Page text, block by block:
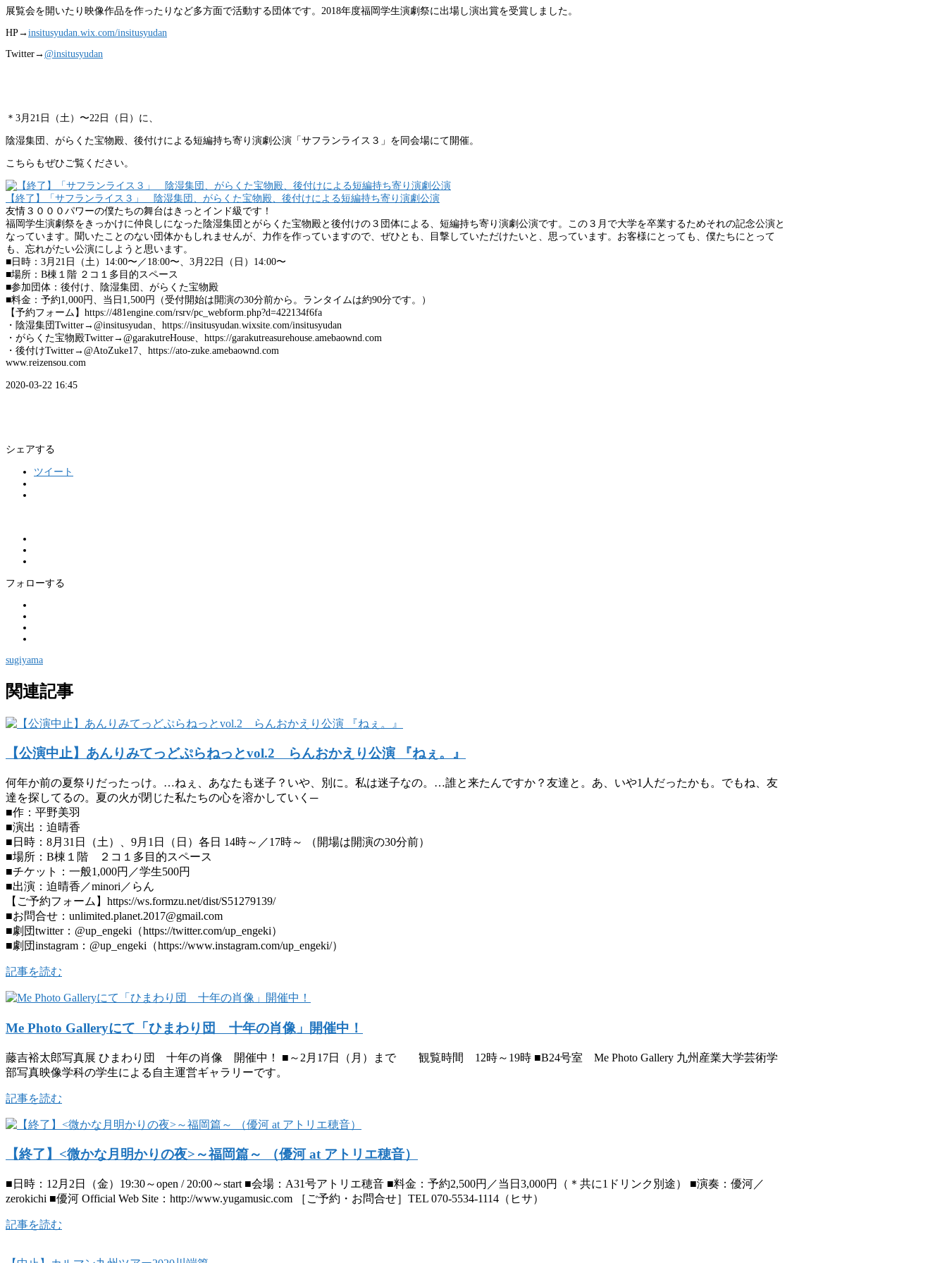
展覧会を開いたり映像作品を作ったりなど多方面で活動する団体です。2018年度福岡学生演劇祭に出場し演出賞を受賞しました。
HP→ insitusyudan.wix.com/insitusyudan
Twitter→ @insitusyudan
＊3月21日（土）〜22日（日）に、
陰湿集団、がらくた宝物殿、後付けによる短編持ち寄り演劇公演「サフランライス３」を同会場にて開催。
こちらもぜひご覧ください。
【終了】「サフランライス３」 陰湿集団、がらくた宝物殿、後付けによる短編持ち寄り演劇公演
友情３０００パワーの僕たちの舞台はきっとインド級です！
福岡学生演劇祭をきっかけに仲良しになった陰湿集団とがらくた宝物殿と後付けの３団体による、短編持ち寄り演劇公演です。この３月で大学を卒業するためそれの記念公演と
なっています。聞いたことのない団体かもしれませんが、力作を作っていますので、ぜひとも、目撃していただけたいと、思っています。お客様にとっても、僕たちにとって
も、忘れがたい公演にしようと思います。
■日時：3月21日（土）14:00〜／18:00〜、3月22日（日）14:00〜
■場所：B棟１階 ２コ１多目的スペース
■参加団体：後付け、陰湿集団、がらくた宝物殿
■料金：予約1,000円、当日1,500円（受付開始は開演の30分前から。ランタイムは約90分です。）
【予約フォーム】https://481engine.com/rsrv/pc_webform.php?d=422134f6fa
・陰湿集団Twitter→@insitusyudan、https://insitusyudan.wixsite.com/insitusyudan
・がらくた宝物殿Twitter→@garakutreHouse、https://garakutreasurehouse.amebaownd.com
・後付けTwitter→@AtoZuke17、https://ato-zuke.amebaownd.com
www.reizensou.com
2020-03-22 16:45
シェアする
ツイート
フォローする
sugiyama
関連記事
【公演中止】あんりみてっどぷらねっとvol.2 らんおかえり公演 『ねぇ。』
何年か前の夏祭りだったっけ。…ねぇ、あなたも迷子？いや、別に。私は迷子なの。…誰と来たんですか？友達と。あ、いや1人だったかも。でもね、友
達を探してるの。夏の火が閉じた私たちの心を溶かしていく─
■作：平野美羽
■演出：迫晴香
■日時：8月31日（土）、9月1日（日）各日 14時～／17時～ （開場は開演の30分前）
■場所：B棟１階 ２コ１多目的スペース
■チケット：一般1,000円／学生500円
■出演：迫晴香／minori／らん
【ご予約フォーム】https://ws.formzu.net/dist/S51279139/
■お問合せ：unlimited.planet.2017@gmail.com
■劇団twitter：@up_engeki（https://twitter.com/up_engeki）
■劇団instagram：@up_engeki（https://www.instagram.com/up_engeki/）
記事を読む
Me Photo Galleryにて「ひまわり団 十年の肖像」開催中！
藤吉裕太郎写真展 ひまわり団 十年の肖像 開催中！ ■～2月17日（月）まで 観覧時間 12時～19時 ■B24号室 Me Photo Gallery 九州産業大学芸術学
部写真映像学科の学生による自主運営ギャラリーです。
記事を読む
【終了】<微かな月明かりの夜>～福岡篇～ （優河 at アトリエ穂音）
■日時：12月2日（金）19:30～open / 20:00～start ■会場：A31号アトリエ穂音 ■料金：予約2,500円／当日3,000円（＊共に1ドリンク別途） ■演奏：優河／
zerokichi ■優河 Official Web Site：http://www.yugamusic.com ［ご予約・お問合せ］TEL 070-5534-1114（ヒサ）
記事を読む